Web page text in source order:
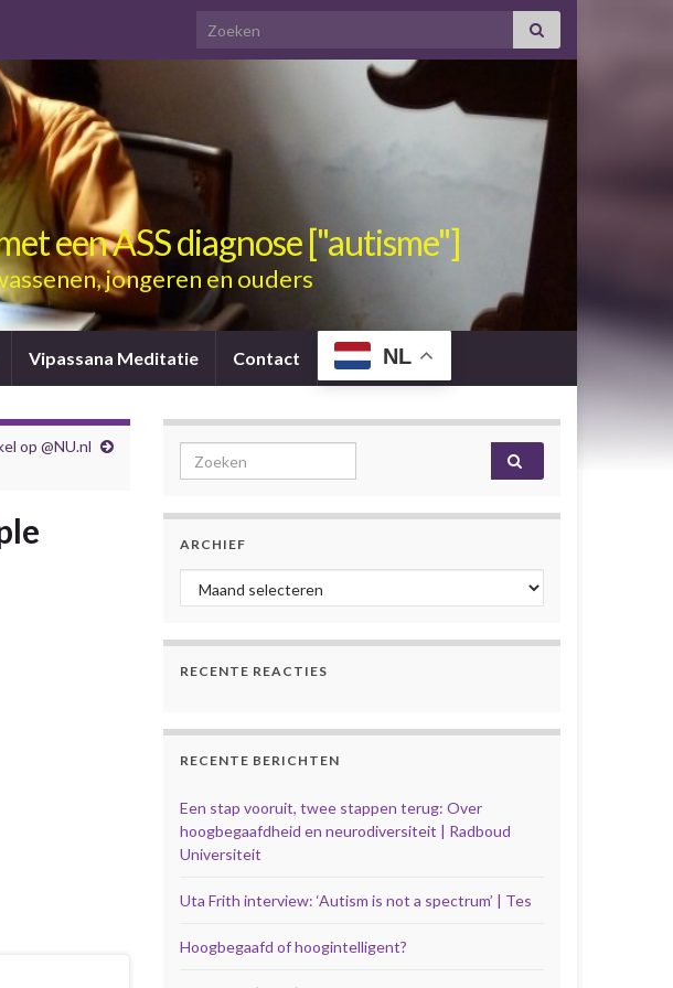
Search for:
een ASS diagnose ["autisme"]
jongeren en ouders
Vipassana Meditatie Contact NL
op @NU.nl Search for:
ARCHIEF
Archief
RECENTE REACTIES
RECENTE BERICHTEN
Een stap vooruit, twee stappen terug: Over
hoogbegaafdheid en neurodiversiteit | Radboud
Universiteit
Uta Frith interview: ‘Autism is not a spectrum’ | Tes
Hoogbegaafd of hoogintelligent?